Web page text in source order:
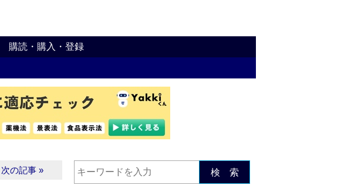
購読・購入・登録
次の記事 » 検 索